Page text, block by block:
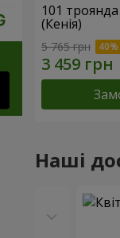
101
(Кенія)
5 765 грн
Наші